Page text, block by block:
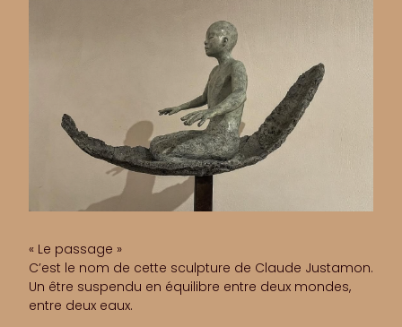
« Le passage »
C’est le nom de cette sculpture de Claude Justamon.
Un être suspendu en équilibre entre deux mondes,
entre deux eaux.